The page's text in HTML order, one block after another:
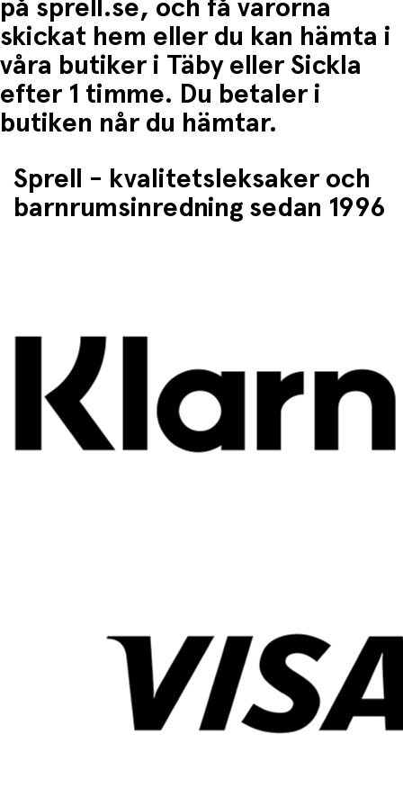
på sprell.se, och få varorna
skickat hem eller du kan hämta i
våra butiker i Täby eller Sickla
efter 1 timme. Du betaler i
butiken når du hämtar.
Sprell - kvalitetsleksaker och
barnrumsinredning sedan 1996